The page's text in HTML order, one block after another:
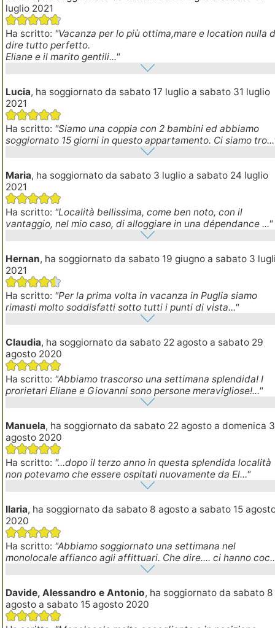
luglio 2021
Ha scritto: "Vacanza per lo più ottima,mare e location nulla
dire tutto perfetto.
Eliane e il marito gentili..."
Lucia, ha soggiornato da sabato 17 luglio a sabato 31 luglio
2021
Ha scritto: "Siamo una coppia con 2 bambini ed abbiamo
soggiornato 15 giorni in questo appartamento. Ci siamo
Maria, ha soggiornato da sabato 3 luglio a sabato 24 luglio
2021
Ha scritto: "Località bellissima, come ben noto, con il
vantaggio, nel mio caso, di alloggiare in una dépendance ..."
Hernan, ha soggiornato da sabato 19 giugno a sabato 3
2021
Ha scritto: "Per la prima volta in vacanza in Puglia siamo
rimasti molto soddisfatti sotto tutti i punti di vista..."
Claudia, ha soggiornato da sabato 22 agosto a sabato 29
agosto 2020
Ha scritto: "Abbiamo trascorso una settimana splendida! I
prorietari Eliane e Giovanni sono persone meravigliose!..."
Manuela, ha soggiornato da sabato 22 agosto a domenica
agosto 2020
Ha scritto: "...dopo il terzo anno in questa splendida località
non potevamo che essere ospitati nuovamente da El..."
Ilaria, ha soggiornato da sabato 8 agosto a sabato 15
2020
Ha scritto: "Abbiamo soggiornato una settimana nel
monolocale affianco agli affittuari. Che dire.... ci hanno
Davide, Alessandro e Antonio, ha soggiornato da sabato 8
agosto a sabato 15 agosto 2020